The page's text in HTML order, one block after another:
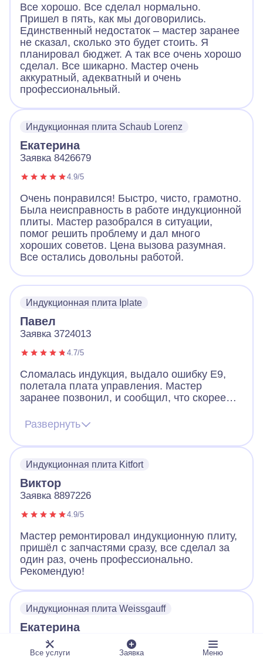
Все хорошо. Все сделал нормально.
Пришел в пять, как мы договорились.
Единственный недостаток – мастер заранее
не сказал, сколько это будет стоить. Я
планировал бюджет. А так все очень хорошо
сделал. Все шикарно. Мастер очень
аккуратный, адекватный и очень
профессиональный.
Индукционная плита Schaub Lorenz
Екатерина
Заявка 8426679
4.9/5
Очень понравился! Быстро, чисто, грамотно.
Была неисправность в работе индукционной
плиты. Мастер разобрался в ситуации,
помог решить проблему и дал много
хороших советов. Цена вызова разумная.
Все остались довольны работой.
Индукционная плита Iplate
Павел
Заявка 3724013
4.7/5
Сломалась индукция, выдало ошибку Е9,
полетала плата управления. Мастер
заранее позвонил, и сообщил, что скорее
починить и без замены. Цена на платы
начинается от 12к и выше. Мастер приехал,
все продиагностировал и смог починить без
Развернуть
Индукционная плита Kitfort
Виктор
Заявка 8897226
4.9/5
Мастер ремонтировал индукционную плиту,
пришёл с запчастями сразу, все сделал за
один раз, очень профессионально.
Рекомендую!
Индукционная плита Weissgauff
Екатерина
Заявка 1964115
Все услуги Заявка Меню